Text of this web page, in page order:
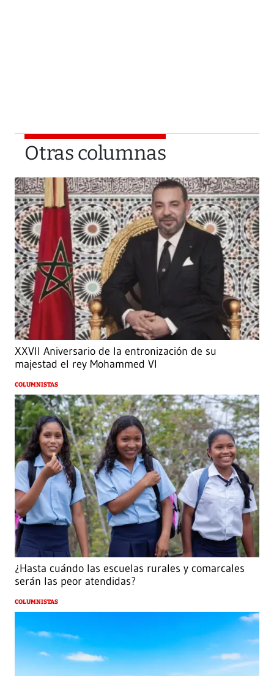
Otras columnas
XXVII Aniversario de la entronización de su
majestad el rey Mohammed VI
COLUMNISTAS
¿Hasta cuándo las escuelas rurales y comarcales
serán las peor atendidas?
COLUMNISTAS